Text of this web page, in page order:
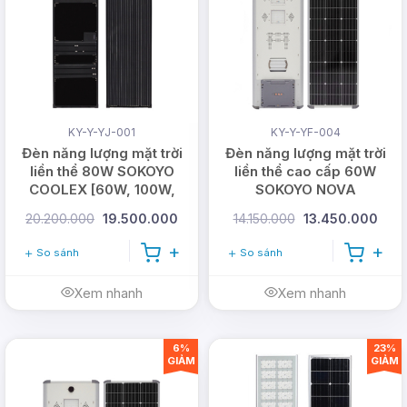
KY-Y-YJ-001
Đèn năng lượng mặt trời
liền thể 80W SOKOYO
COOLEX [60W, 100W,
20.200.000 19.500.000
So sánh
Xem nhanh
KY-Y-YF-004
Đèn năng lượng mặt trời
liền thể cao cấp 60W
SOKOYO NOVA
14.150.000 13.450.000
So sánh
Xem nhanh
6%
GIẢM
23%
GIẢM